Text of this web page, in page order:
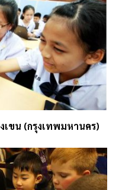
เขน (กรุงเทพมหานคร)